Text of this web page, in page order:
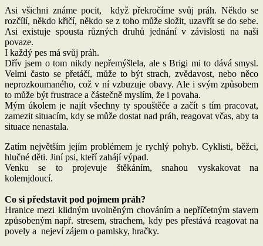
Asi všichni známe pocit, když překročíme svůj práh. Někdo se
rozčílí, někdo křičí, někdo se z toho může složit, uzavřít se do sebe.
Asi existuje spousta různých druhů jednání v závislosti na naši
povaze.
I každý pes má svůj práh.
Dřív jsem o tom nikdy nepřemýšlela, ale s Brigi mi to dává smysl.
Velmi často se přetáčí, může to být strach, zvědavost, nebo něco
neprozkoumaného, což v ní vzbuzuje obavy. Ale i svým způsobem
to může být frustrace a částečně myslím, že i povaha.
Mým úkolem je najít všechny ty spouštěče a začít s tím pracovat,
zamezit situacím, kdy se může dostat nad práh, reagovat včas, aby ta
situace nenastala.
Zatím největším jejím problémem je rychlý pohyb. Cyklisti, běžci,
hlučné děti. Jiní psi, kteří zahájí výpad.
Venku se to projevuje štěkáním, snahou vyskakovat na
kolemjdoucí.
Co si představit pod pojmem práh?
Hranice mezi klidným uvolněným chováním a nepříčetným stavem
způsobeným např. stresem, strachem, kdy pes přestává reagovat na
povely a nejeví zájem o pamlsky, hračky.